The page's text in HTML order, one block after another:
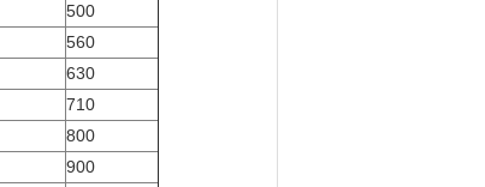
500
560
630
710
800
900